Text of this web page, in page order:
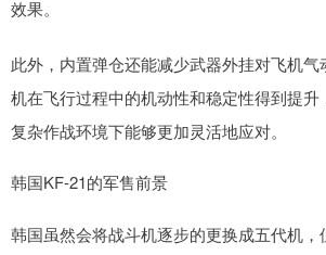
效果。
此外，内置弹仓还能减少武器外挂对飞机
机在飞行过程中的机动性和稳定性得到提升
复杂作战环境下能够更加灵活地应对。
韩国KF-21的军售前景
韩国虽然会将战斗机逐步的更换成五代机